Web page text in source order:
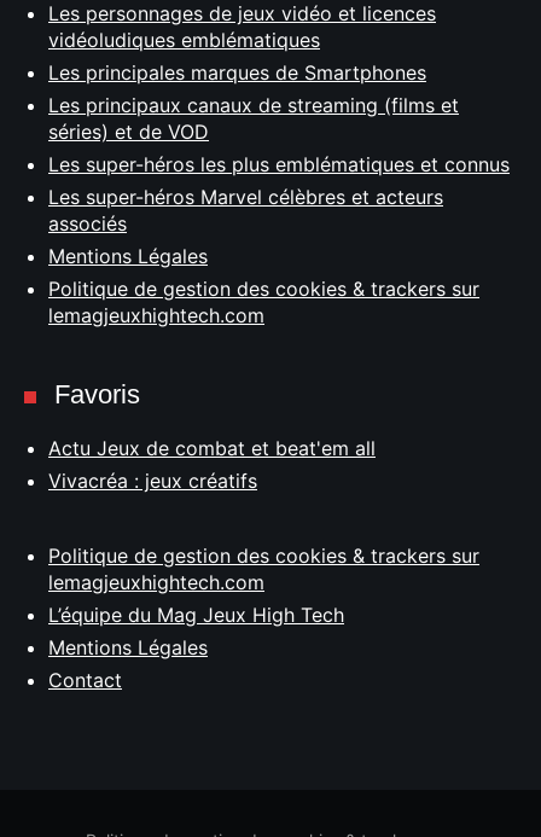
Les personnages de jeux vidéo et licences
vidéoludiques emblématiques
Les principales marques de Smartphones
Les principaux canaux de streaming (films et
séries) et de VOD
Les super-héros les plus emblématiques et connus
Les super-héros Marvel célèbres et acteurs
associés
Mentions Légales
Politique de gestion des cookies & trackers sur
lemagjeuxhightech.com
Favoris
Actu Jeux de combat et beat'em all
Vivacréa : jeux créatifs
Politique de gestion des cookies & trackers sur
lemagjeuxhightech.com
L’équipe du Mag Jeux High Tech
Mentions Légales
Contact